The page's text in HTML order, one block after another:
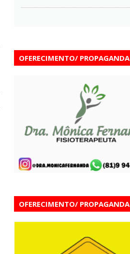
OFERECIMENTO/ PROPAGANDA
OFERECIMENTO/ PROPAGANDA